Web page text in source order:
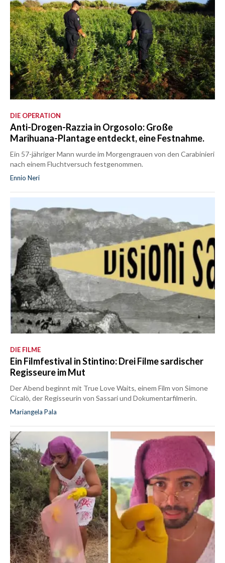
DIE OPERATION
Anti-Drogen-Razzia in Orgosolo: Große
Marihuana-Plantage entdeckt, eine Festnahme.
Ein 57-jähriger Mann wurde im Morgengrauen von den Carabinieri
nach einem Fluchtversuch festgenommen.
Ennio Neri
DIE FILME
Ein Filmfestival in Stintino: Drei Filme sardischer
Regisseure im Mut
Der Abend beginnt mit True Love Waits, einem Film von Simone
Cicalò, der Regisseurin von Sassari und Dokumentarfilmerin.
Mariangela Pala